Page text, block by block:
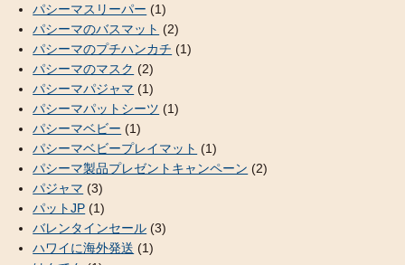
パシーマスリーパー (1)
パシーマのバスマット (2)
パシーマのプチハンカチ (1)
パシーマのマスク (2)
パシーマパジャマ (1)
パシーマパットシーツ (1)
パシーマベビー (1)
パシーマベビープレイマット (1)
パシーマ製品プレゼントキャンペーン (2)
パジャマ (3)
パットJP (1)
バレンタインセール (3)
ハワイに海外発送 (1)